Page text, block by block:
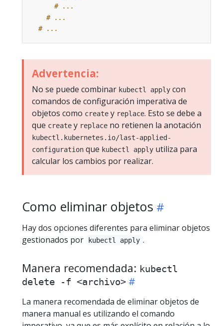
# ...
# ...
# ...
Advertencia:
No se puede combinar kubectl apply con
comandos de configuración imperativa de
objetos como create y replace. Esto se debe a
que create y replace no retienen la anotación
kubectl.kubernetes.io/last-applied-
configuration que kubectl apply utiliza para
calcular los cambios por realizar.
Como eliminar objetos
Hay dos opciones diferentes para eliminar objetos
gestionados por
kubectl apply .
Manera recomendada: kubectl
delete -f <archivo>
La manera recomendada de eliminar objetos de
manera manual es utilizando el comando